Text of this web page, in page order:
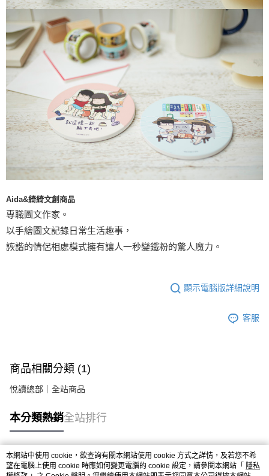
Aida&綺綺文創商品
專職圖文作家。
以手繪圖文記錄日常生活趣事，
詼諧的情侶相處模式擁有讓人一秒變鐵粉的驚人魔力。
顯示電腦版詳細說明
客服
商品相關分類 (1)
悅讀總部｜全站商品
本分類熱銷全站排行
熱門標籤
本網站中使用 cookie，欲查詢有關本網站使用 cookie 方式之詳情，及若您不希
望在電腦上使用 cookie 時應如何變更電腦的 cookie 設定，請參閱本網站「 隱私